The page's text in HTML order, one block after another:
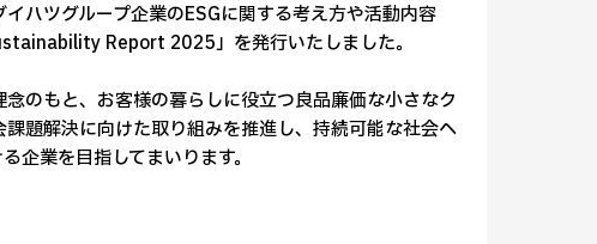
ハツグループ企業のESGに関する考え方や活動内容
Report 2025」を発行いたしました。
のもと、お客様の暮らしに役立つ良品廉価な小さなク
題解決に向けた取り組みを推進し、持続可能な社会へ
企業を目指してまいります。